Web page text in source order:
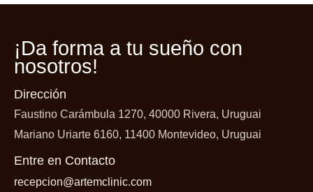
¡Da forma a tu sueño con
nosotros!
Dirección
Faustino Carámbula 1270, 40000 Rivera, Uruguai
Mariano Uriarte 6160, 11400 Montevideo, Uruguai
Entre en Contacto
recepcion@artemclinic.com